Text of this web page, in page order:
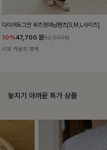
다이어트그만 부츠컷데님팬츠[S,M,L사이즈]
10%47,700 원52,900원
리뷰 카운트 영역
놓치기 아까운 특가 상품